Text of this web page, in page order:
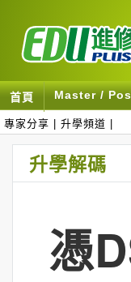
首頁 Master /
專家分享 升學頻道
升學解碼
憑